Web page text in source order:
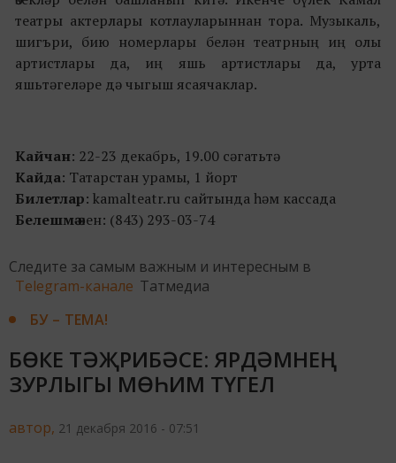
театры актерлары котлауларыннан тора. Музыкаль,
шигъри, бию номерлары белән театрның иң олы
артистлары да, иң яшь артистлары да, урта
яшьтәгеләре дә чыгыш ясаячаклар.
Кайчан: 22-23 декабрь, 19.00 сәгатьтә
Кайда: Татарстан урамы, 1 йорт
Билетлар: kamalteatr.ru сайтында һәм кассада
Белешмәөчен: (843) 293-03-74
Следите за самым важным и интересным в
Telegram-канале Татмедиа
БУ – ТЕМА!
БӨКЕ ТӘҖРИБӘСЕ: ЯРДӘМНЕҢ
ЗУРЛЫГЫ МӨҺИМ ТҮГЕЛ
автор, 21 декабря 2016 - 07:51